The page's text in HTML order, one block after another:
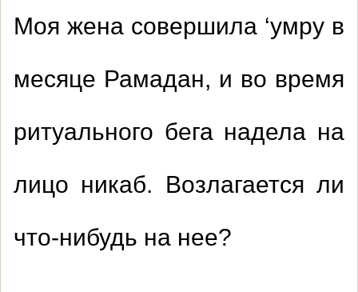
Моя жена совершила ‘умру в
месяце Рамадан, и во время
ритуального бега надела на
лицо никаб. Возлагается ли
что-нибудь на нее?